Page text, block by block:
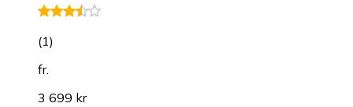
(1)
fr.
3 699 kr